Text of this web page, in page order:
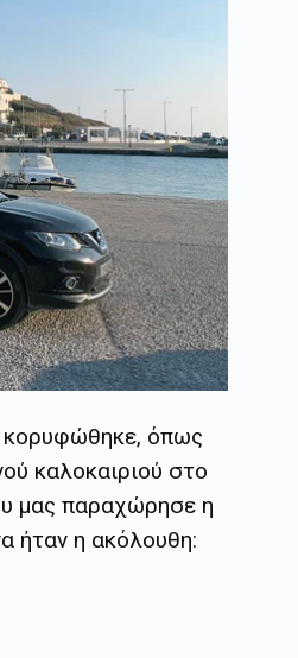
όπως
καλοκαιριού στο
μας παραχώρησε η
ήταν η ακόλουθη: